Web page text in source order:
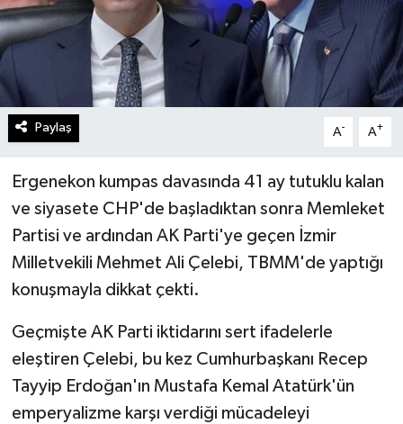
Paylaş A- A+
Ergenekon kumpas davasında 41 ay tutuklu kalan
ve siyasete CHP'de başladıktan sonra Memleket
Partisi ve ardından AK Parti'ye geçen İzmir
Milletvekili Mehmet Ali Çelebi, TBMM'de yaptığı
konuşmayla dikkat çekti.
Geçmişte AK Parti iktidarını sert ifadelerle
eleştiren Çelebi, bu kez Cumhurbaşkanı Recep
Tayyip Erdoğan'ın Mustafa Kemal Atatürk'ün
emperyalizme karşı verdiği mücadeleyi